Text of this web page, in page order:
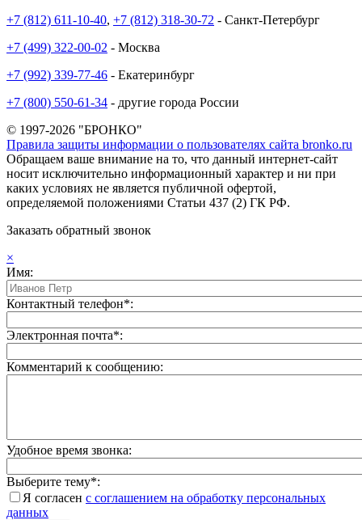
+7 (812) 611-10-40, +7 (812) 318-30-72 - Санкт-Петербург
+7 (499) 322-00-02 - Москва
+7 (992) 339-77-46 - Екатеринбург
+7 (800) 550-61-34 - другие города России
© 1997-2026 "БРОНКО"
Правила защиты информации о пользователях сайта bronko.ru
Обращаем ваше внимание на то, что данный интернет-сайт
носит исключительно информационный характер и ни при
каких условиях не является публичной офертой,
определяемой положениями Статьи 437 (2) ГК РФ.
Заказать обратный звонок
×
Имя:
Контактный телефон*:
Электронная почта*:
Комментарий к сообщению:
Удобное время звонка:
Выберите тему*:
Я согласен с соглашением на обработку персональных
данных